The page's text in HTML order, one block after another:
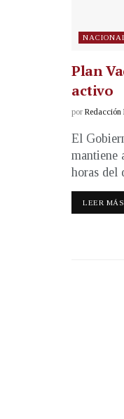
Plan
activo
por Redacción
El
mantiene
horas del
LEER MÁS